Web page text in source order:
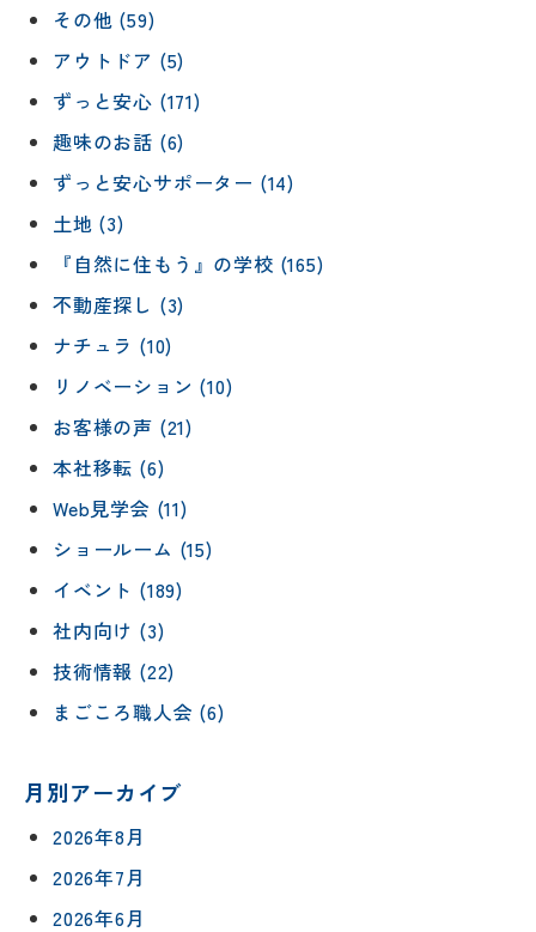
その他 (59)
アウトドア (5)
ずっと安心 (171)
趣味のお話 (6)
ずっと安心サポーター (14)
土地 (3)
『自然に住もう』の学校 (165)
不動産探し (3)
ナチュラ (10)
リノベーション (10)
お客様の声 (21)
本社移転 (6)
Web見学会 (11)
ショールーム (15)
イベント (189)
社内向け (3)
技術情報 (22)
まごころ職人会 (6)
月別アーカイブ
2026年8月
2026年7月
2026年6月